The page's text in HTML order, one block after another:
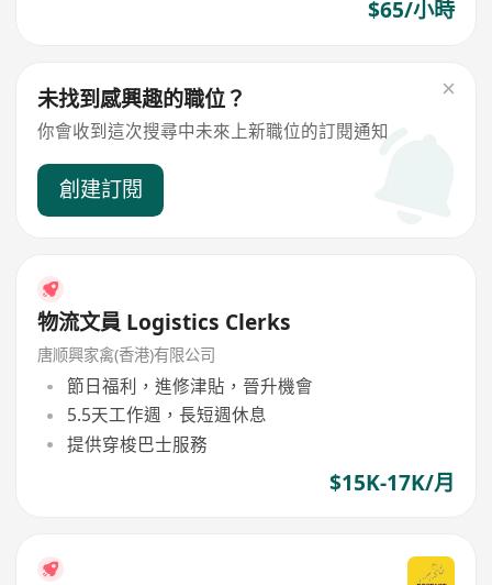
$65/小時
未找到感興趣的職位？
你會收到這次搜尋中未來上新職位的訂閱通知
創建訂閱
物流文員 Logistics Clerks
唐顺興家禽(香港)有限公司
節日福利，進修津貼，晉升機會
5.5天工作週，長短週休息
提供穿梭巴士服務
$15K-17K/月